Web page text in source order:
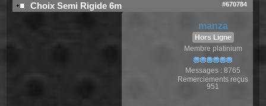
Choix Semi Rigide 6m #670784
manza
Hors Ligne
Membre platinium
Messages : 8765
Remerciements reçus
951